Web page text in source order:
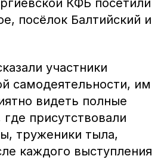
КФБ посетили
посёлок Балтийский и
участники
самодеятельности, им
видеть полные
присутствовали
труженики тыла,
каждого выступления